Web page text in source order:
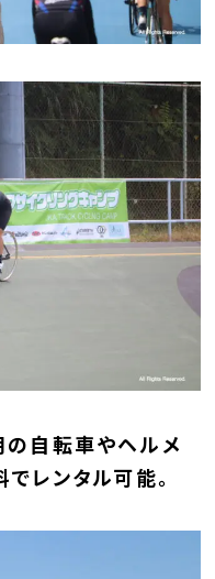
の自転車やヘルメ
でレンタル可能。